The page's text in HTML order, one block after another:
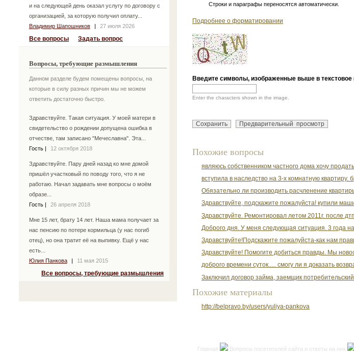
и на следующей день оказал услугу по договору с
организацией, за которую получил оплату...
Владимир Шапошников
| 27 июля 2026
Все вопросы Задать вопрос
Вопросы, требующие размышления
Данном разделе будем помещены вопросы, на
которые в силу разных причин мы не можем
ответить достаточно быстро.
Здравствуйте. Такая ситуация. У моей матери в
свидетельство о рождении допущена ошибка в
отчестве, там записано "Мечеславна". Эта...
Гость
12 октября 2018
Здравствуйте. Пару дней назад ко мне домой
пришёл участковый по поводу того, что я не
работаю. Начал задавать мне вопросы о моём
образе...
Гость
26 апреля 2018
Мне 15 лет, брату 14 лет. Наша мама получает за
нас пенсию по потере кормильца (у нас погиб
отец), но она тратит её на выпивку. Ещё у нас
есть...
Юлия Панкова
11 мая 2015
Все вопросы, требующие размышления
Строки и параграфы переносятся автоматически.
Подробнее о форматировании
Введите символы, изображенные выше в текстовое
Enter the characters shown in the image.
Похожие вопросы
являюсь собственником частного дома хочу
вступила в наследство на 3-х комнатную
Обязательно ли производить расчленение
Здравствуйте, подскажите пожалуйста! купили
Здравствуйте. Ремонтировал летом 2011г. после
Доброго дня. У меня следующая ситуация. 3 года
Здравствуйте!Подскажите пожалуйста-как нам
Здравствуйте! Помогите добиться правды. Мы
доброго времени суток..... смогу ли я доказать
Заключил договор займа, заемщик
Похожие материалы
http://belpravo.by/users/yuliya-pankova
Главная Вопросы посетителей сайта и ответы на них